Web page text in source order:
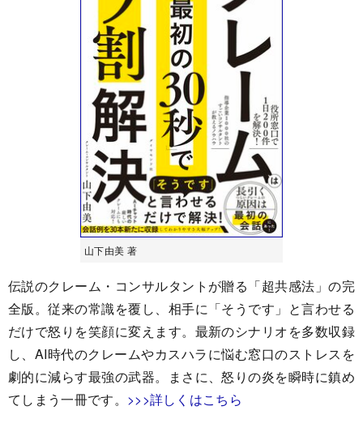
山下由美 著
伝説のクレーム・コンサルタントが贈る「超共感法」の完
全版。従来の常識を覆し、相手に「そうです」と言わせる
だけで怒りを笑顔に変えます。最新のシナリオを多数収録
し、AI時代のクレームやカスハラに悩む窓口のストレスを
劇的に減らす最強の武器。まさに、怒りの炎を瞬時に鎮め
てしまう一冊です。 >>>詳しくはこちら